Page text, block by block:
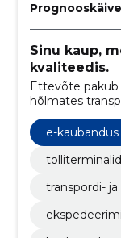
Sinu kaup,
kvaliteedis.
Ettevõte
hõlmates
ning
kaubavahetus
e-kaubandus
tolliterminalid
transpordi-